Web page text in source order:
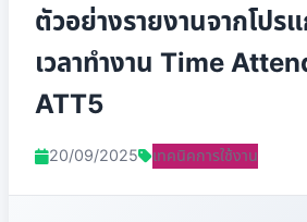
ตัวอย่างรายงานจากโป
เวลาทำงาน Time
ATT5
20/09/2025 เทคนิคการใช้งาน